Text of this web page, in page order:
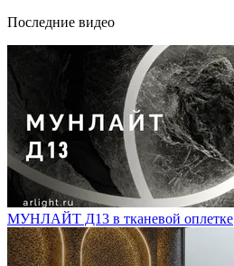
Последние видео
МУНЛАЙТ Д13 в тканевой оплетке